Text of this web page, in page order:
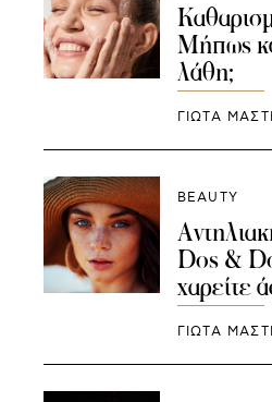
Μήπως
λάθη;
ΓΙΩΤΑ
BEAUTY
Dos &
χαρείτε
ΓΙΩΤΑ